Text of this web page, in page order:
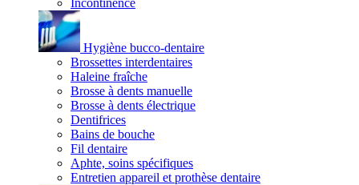
Incontinence
Hygiène bucco-dentaire
Brossettes interdentaires
Haleine fraîche
Brosse à dents manuelle
Brosse à dents électrique
Dentifrices
Bains de bouche
Fil dentaire
Aphte, soins spécifiques
Entretien appareil et prothèse dentaire